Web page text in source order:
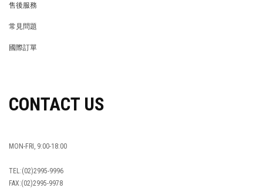
售後服務
常見問題
國際訂單
CONTACT US
MON-FRI, 9:00-18:00
TEL:(02)2995-9996
FAX:(02)2995-9978